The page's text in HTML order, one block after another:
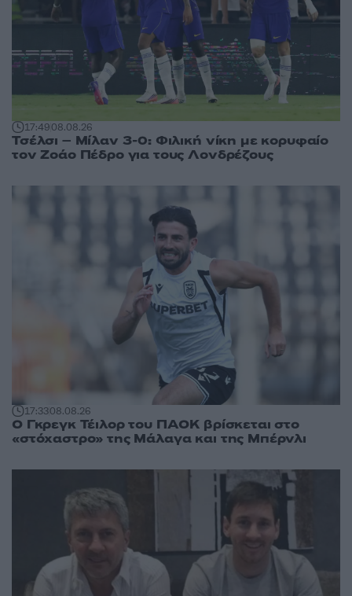
17:4908.08.26
Τσέλσι – Μίλαν 3-0: Φιλική νίκη με κορυφαίο
τον Ζοάο Πέδρο για τους Λονδρέζους
17:3308.08.26
Ο Γκρεγκ Τέιλορ του ΠΑΟΚ βρίσκεται στο
«στόχαστρο» της Μάλαγα και της Μπέρνλι